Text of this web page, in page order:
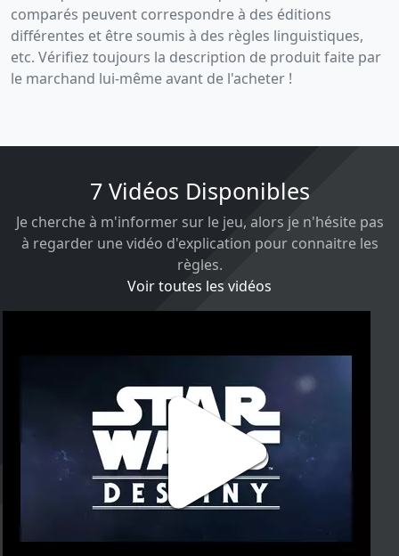
comparés peuvent correspondre à des éditions
différentes et être soumis à des règles linguistiques,
etc. Vérifiez toujours la description de produit faite par
le marchand lui-même avant de l'acheter !
7 Vidéos Disponibles
Je cherche à m'informer sur le jeu, alors je n'hésite pas
à regarder une vidéo d'explication pour connaitre les
règles.
Voir toutes les vidéos